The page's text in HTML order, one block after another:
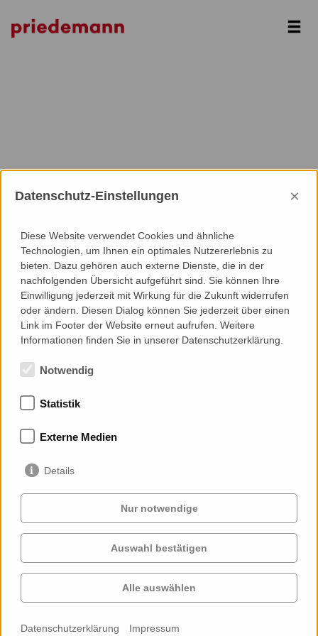
Mitgliedschaften
Services
Cases
Auftraggeber
Projekte
Profil
Kontakt
Datenschutz-Einstellungen ×
Diese Website verwendet Cookies und ähnliche
Technologien, um Ihnen ein optimales Nutzererlebnis zu
bieten. Dazu gehören auch externe Dienste, die in der
nachfolgenden Übersicht aufgeführt sind. Sie können Ihre
Einwilligung jederzeit mit Wirkung für die Zukunft widerrufen
oder ändern. Diesen Dialog können Sie jederzeit über einen
Link im Footer der Website erneut aufrufen. Weitere
Informationen finden Sie in unserer Datenschutzerklärung.
Notwendig
Statistik
Externe Medien
Details
Nur notwendige
Auswahl bestätigen
Alle auswählen
Datenschutzerklärung Impressum